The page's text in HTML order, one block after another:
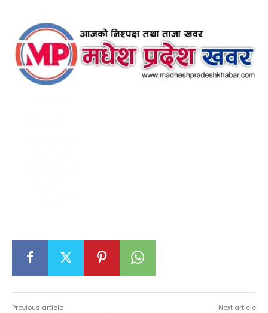
Previous article Next article